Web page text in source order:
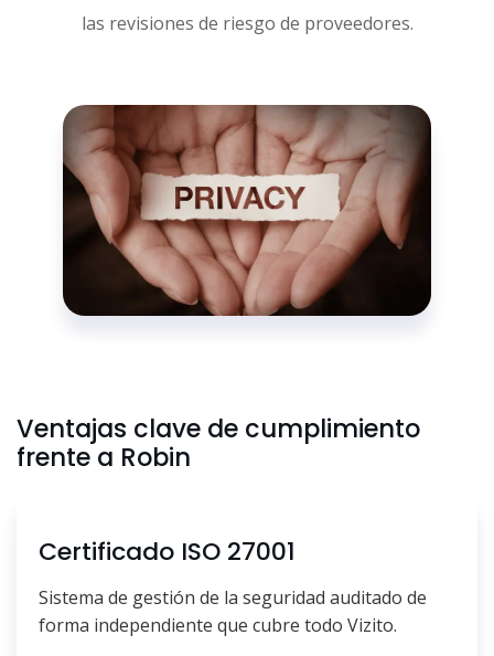
las revisiones de riesgo de proveedores.
Ventajas clave de cumplimiento
frente a Robin
Certificado ISO 27001
Sistema de gestión de la seguridad auditado de
forma independiente que cubre todo Vizito.